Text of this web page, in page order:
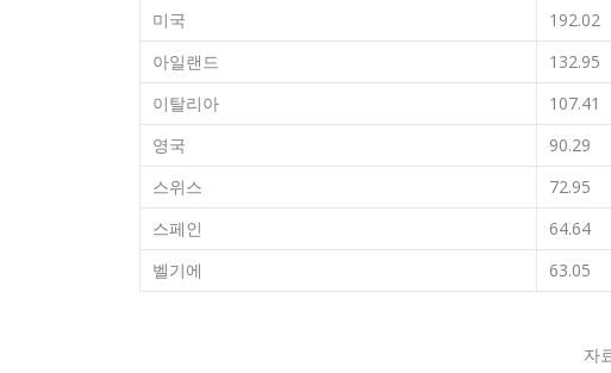
미국
192.02
아일랜드
132.95
이탈리아
107.41
영국
90.29
스위스
72.95
스페인
64.64
벨기에
63.05
자